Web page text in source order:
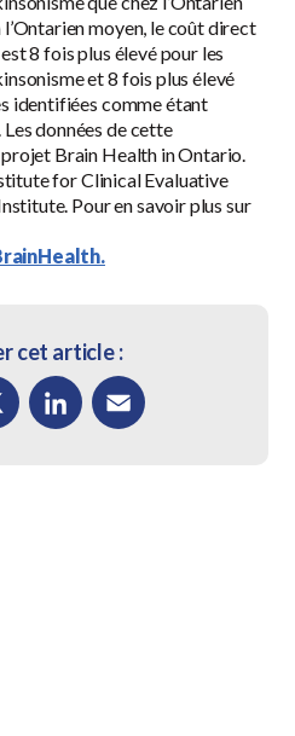
moyen, le coût direct
8 fois plus élevé pour les
et 8 fois plus élevé
identifiées comme étant
données de cette
Brain Health in Ontario.
for Clinical Evaluative
Pour en savoir plus sur
cet article :